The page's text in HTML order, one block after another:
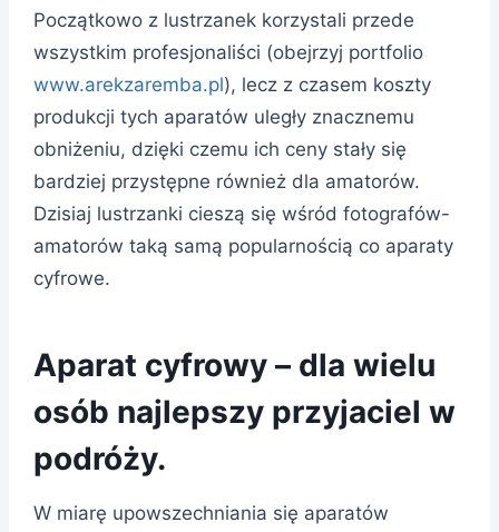
Początkowo z lustrzanek korzystali przede
wszystkim profesjonaliści (obejrzyj portfolio
www.arekzaremba.pl), lecz z czasem koszty
produkcji tych aparatów uległy znacznemu
obniżeniu, dzięki czemu ich ceny stały się
bardziej przystępne również dla amatorów.
Dzisiaj lustrzanki cieszą się wśród fotografów-
amatorów taką samą popularnością co aparaty
cyfrowe.
Aparat cyfrowy – dla wielu
osób najlepszy przyjaciel w
podróży.
W miarę upowszechniania się aparatów